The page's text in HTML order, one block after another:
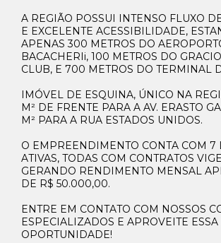
Whats Venda
41 99148-4621
A REGIÃO POSSUI INTENSO FLUXO
E EXCELENTE ACESSIBILIDADE,
APENAS 300 METROS DO
BACACHERIi, 100 METROS DO
CLUB, E 700 METROS DO TERMINAL
IMÓVEL DE ESQUINA, ÚNICO NA
M² DE FRENTE PARA A AV. ERASTO
M² PARA A RUA ESTADOS UNIDOS.
O EMPREENDIMENTO CONTA COM 7
ATIVAS, TODAS COM CONTRATOS
GERANDO RENDIMENTO MENSAL
DE R$ 50.000,00.
ENTRE EM CONTATO COM NOSSOS
ESPECIALIZADOS E APROVEITE ESSA
OPORTUNIDADE!